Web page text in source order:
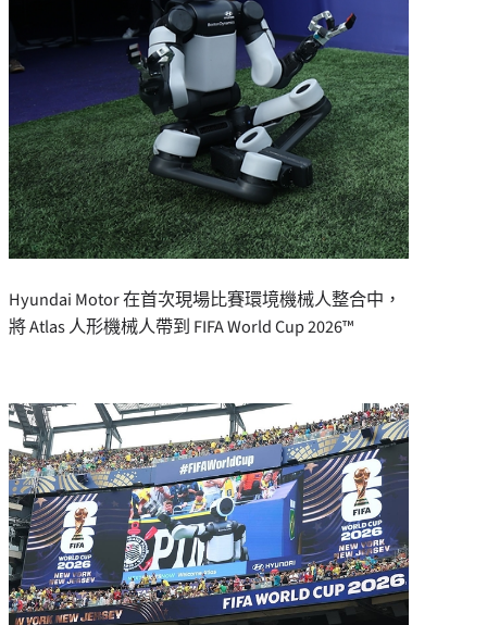
Hyundai Motor 在首次現場比賽環境機械人整合中，
將 Atlas 人形機械人帶到 FIFA World Cup 2026™